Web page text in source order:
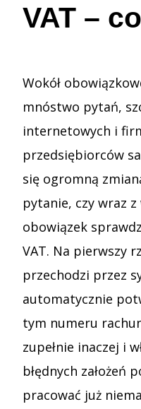
VAT –
Wokół
mnóstwo pytań,
internetowych i
przedsiębiorców
się ogromną
pytanie, czy wraz
obowiązek
VAT. Na pierwszy
przechodzi przez
automatycznie
tym numeru
zupełnie inaczej i
błędnych
pracować już